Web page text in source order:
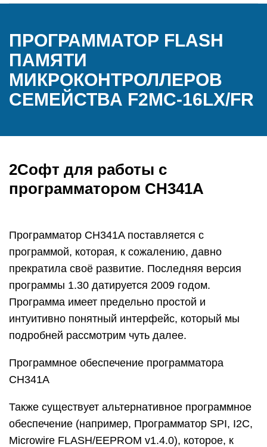
ПРОГРАММАТОР FLASH
ПАМЯТИ
МИКРОКОНТРОЛЛЕРОВ
СЕМЕЙСТВА F2MC-16LX/FR
2Софт для работы с
программатором CH341A
Программатор CH341A поставляется с
программой, которая, к сожалению, давно
прекратила своё развитие. Последняя версия
программы 1.30 датируется 2009 годом.
Программа имеет предельно простой и
интуитивно понятный интерфейс, который мы
подробней рассмотрим чуть далее.
Программное обеспечение программатора
CH341A
Также существует альтернативное программное
обеспечение (например, Программатор SPI, I2C,
Microwire FLASH/EEPROM v1.4.0), которое, к